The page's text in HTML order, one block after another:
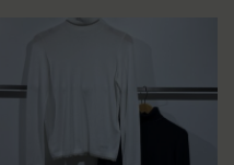
Varianten
auf.
Die